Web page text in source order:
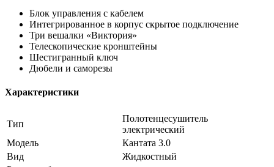
Блок управления с кабелем
Интегрированное в корпус скрытое подключение
Три вешалки «Виктория»
Телескопические кронштейны
Шестигранный ключ
Дюбели и саморезы
Характеристики
Тип
Полотенцесушитель
электрический
Модель
Кантата 3.0
Вид
Жидкостный